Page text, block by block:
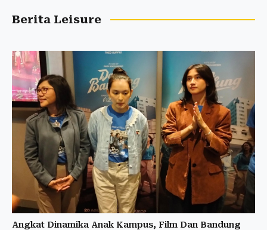
Berita Leisure
Angkat Dinamika Anak Kampus, Film Dan Bandung